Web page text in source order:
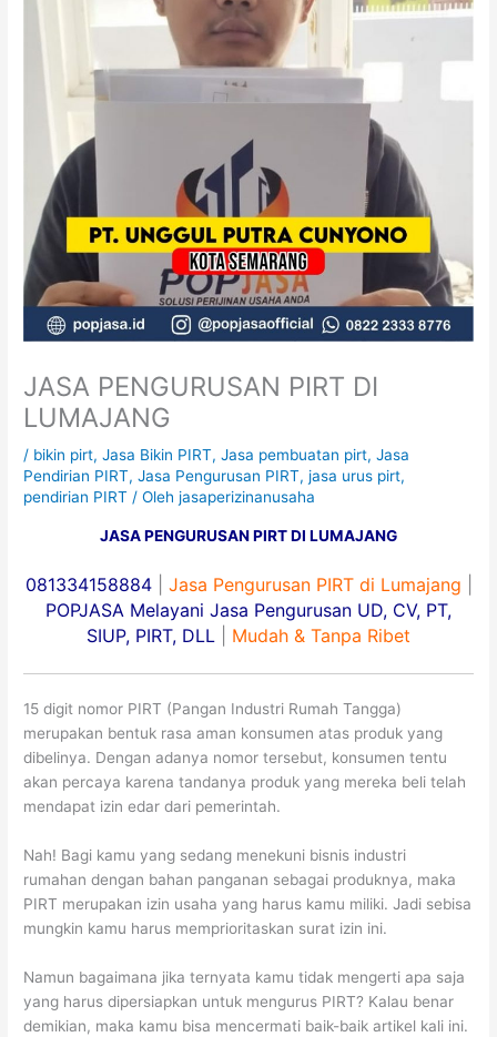
JASA PENGURUSAN PIRT DI
LUMAJANG
/ bikin pirt,Jasa Bikin PIRT,Jasa pembuatan pirt,Jasa
Pendirian PIRT,Jasa Pengurusan PIRT,jasa urus pirt,
pendirian PIRT / Olehjasaperizinanusaha
JASA PENGURUSAN PIRT DI LUMAJANG
081334158884 Jasa Pengurusan PIRT di Lumajang
POPJASA Melayani Jasa Pengurusan UD, CV, PT,
SIUP, PIRT, DLL
Mudah & Tanpa Ribet
15 digit nomor PIRT (Pangan Industri Rumah Tangga)
merupakan bentuk rasa aman konsumen atas produk yang
dibelinya. Dengan adanya nomor tersebut, konsumen tentu
akan percaya karena tandanya produk yang mereka beli telah
mendapat izin edar dari pemerintah.
Nah! Bagi kamu yang sedang menekuni bisnis industri
rumahan dengan bahan panganan sebagai produknya, maka
PIRT merupakan izin usaha yang harus kamu miliki. Jadi sebisa
mungkin kamu harus memprioritaskan surat izin ini.
Namun bagaimana jika ternyata kamu tidak mengerti apa saja
yang harus dipersiapkan untuk mengurus PIRT? Kalau benar
demikian, maka kamu bisa mencermati baik-baik artikel kali ini.